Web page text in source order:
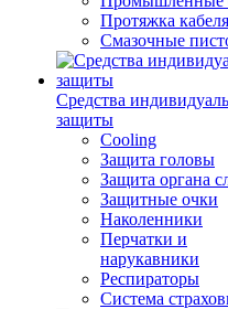
Протяжка кабеля
Смазочные
Средства
защиты
Cooling
Защита головы
Защита органа
Защитные очки
Наколенники
Перчатки и
нарукавники
Респираторы
Система